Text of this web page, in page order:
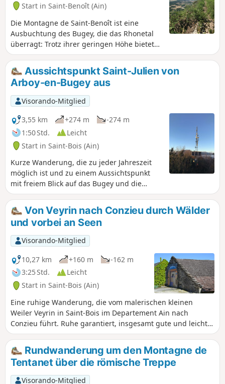
Start in Saint-Benoît (Ain)
Die Montagne de Saint-Benoît ist eine
Ausbuchtung des Bugey, die das Rhonetal
überragt: Trotz ihrer geringen Höhe bietet
sie abwechslungsreiche Routen, die fast zu
jeder Jahreszeit begangen werden können.
Diese weitläufige, achtförmige
Rundwanderung verbindet zwei steile
Aufstiege dieses Berges und führt über
dessen geografischen Gipfel (La Graye – 786
m) sowie einige Aussichtspunkte mit freiem
Blick.
Aussichtspunkt Saint-Julien von
Arboy-en-Bugey aus
Visorando-Mitglied
3,55 km
+274 m
-274 m
1:50 Std.
Leicht
Start in Saint-Bois (Ain)
Kurze Wanderung, die zu jeder Jahreszeit
möglich ist und zu einem Aussichtspunkt
mit freiem Blick auf das Bugey und die
Alpen führt.
Von Veyrin nach Conzieu durch Wälder
und vorbei an Seen
Visorando-Mitglied
10,27 km
+160 m
-162 m
3:25 Std.
Leicht
Start in Saint-Bois (Ain)
Eine ruhige Wanderung, die vom malerischen kleinen
Weiler Veyrin in Saint-Bois im Departement Ain nach
Conzieu führt. Ruhe garantiert, insgesamt gute und leicht
begehbare Wege.
Rundwanderung um den Montagne de
Tentanet über die römische Treppe
Visorando-Mitglied